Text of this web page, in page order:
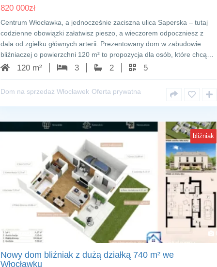
820 000zł
Centrum Włocławka, a jednocześnie zaciszna ulica Saperska – tutaj
codzienne obowiązki załatwisz pieszo, a wieczorem odpoczniesz z
dala od zgiełku głównych arterii. Prezentowany dom w zabudowie
bliźniaczej o powierzchni 120 m² to propozycja dla osób, które chcą…
120 m² 3 2 5
Dom na sprzedaż Włocławek Oferta prywatna
bliźniak
Włocławek Zawiśle
Nowy dom bliźniak z dużą działką 740 m² we
Włocławku